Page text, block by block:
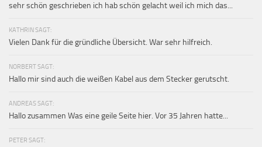
sehr schön geschrieben ich hab schön gelacht weil ich mich das...
KATHRIN SAGT:
Vielen Dank für die gründliche Übersicht. War sehr hilfreich.
NORBERT SAGT:
Hallo mir sind auch die weißen Kabel aus dem Stecker gerutscht.
ANDREAS SAGT:
Hallo zusammen Was eine geile Seite hier. Vor 35 Jahren hatte...
PETER SAGT: